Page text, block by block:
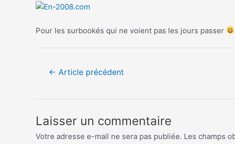
Pour les surbookés qui ne voient pas les jours passer
Navigation
← Article précédent
Laisser un commentaire
Votre adresse e-mail ne sera pas publiée. Les champs